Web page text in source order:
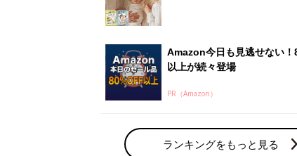
Amazon今日も見逃せない！
以上が続々登場
PR（Amazon）
ランキングをもっと見る